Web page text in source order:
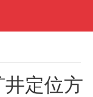
定位方